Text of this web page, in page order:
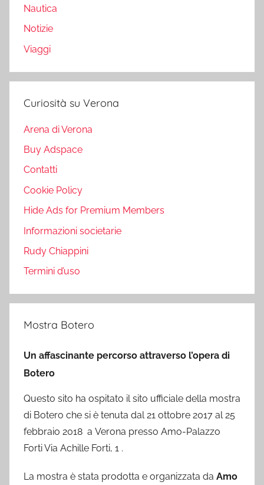
Nautica
Notizie
Viaggi
Curiosità su Verona
Arena di Verona
Buy Adspace
Contatti
Cookie Policy
Hide Ads for Premium Members
Informazioni societarie
Rudy Chiappini
Termini d’uso
Mostra Botero
Un affascinante percorso attraverso l’opera di
Botero
Questo sito ha ospitato il sito ufficiale della mostra
di Botero che si è tenuta dal 21 ottobre 2017 al 25
febbraio 2018 a Verona presso Amo-Palazzo
Forti Via Achille Forti, 1 .
La mostra è stata prodotta e organizzata da Amo